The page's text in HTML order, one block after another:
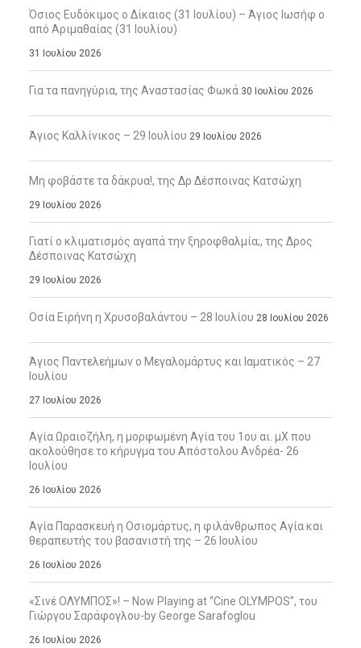
Όσιος Ευδόκιμος ο Δίκαιος (31 Ιουλίου) – Άγιος Ιωσήφ ο
από Αριμαθαίας (31 Ιουλίου)
31 Ιουλίου 2026
Για τα πανηγύρια, της Αναστασίας Φωκά 30 Ιουλίου 2026
Άγιος Καλλίνικος – 29 Ιουλίου 29 Ιουλίου 2026
Μη φοβάστε τα δάκρυα!, της Δρ Δέσποινας Κατσώχη
29 Ιουλίου 2026
Γιατί ο κλιματισμός αγαπά την ξηροφθαλμία;, της Δρος
Δέσποινας Κατσώχη
29 Ιουλίου 2026
Οσία Ειρήνη η Χρυσοβαλάντου – 28 Ιουλίου 28 Ιουλίου 2026
Άγιος Παντελεήμων ο Μεγαλομάρτυς και Ιαματικός – 27
Ιουλίου
27 Ιουλίου 2026
Αγία Ωραιοζήλη, η μορφωμένη Αγία του 1ου αι. μΧ που
ακολούθησε το κήρυγμα του Απόστολου Ανδρέα- 26
Ιουλίου
26 Ιουλίου 2026
Αγία Παρασκευή η Οσιομάρτυς, η φιλάνθρωπος Αγία και
θεραπευτής του βασανιστή της – 26 Ιουλίου
26 Ιουλίου 2026
«Σινέ ΟΛΥΜΠΟΣ»! – Now Playing at “Cine OLYMPOS”, του
Γιώργου Σαράφογλου-by George Sarafoglou
26 Ιουλίου 2026